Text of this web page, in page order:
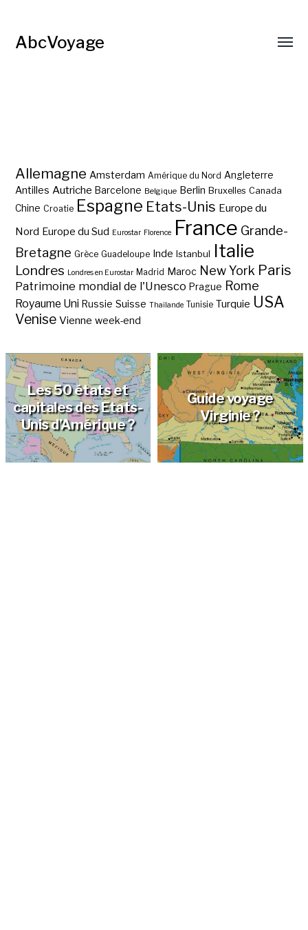
AbcVoyage
Allemagne Amsterdam Amérique du Nord Angleterre
Antilles Autriche Barcelone Belgique Berlin Bruxelles Canada
Chine Croatie Espagne Etats-Unis Europe du
Nord Europe du Sud Eurostar Florence France Grande-
Bretagne Grèce Guadeloupe Inde Istanbul Italie
Londres Londres en Eurostar Madrid Maroc New York Paris
Patrimoine mondial de l'Unesco Prague Rome
Royaume Uni Russie Suisse Thaïlande Tunisie Turquie USA
Venise Vienne week-end
Les 50 états et
capitales des Etats-
Unis d’Amérique ?
Guide voyage
Virginie ?